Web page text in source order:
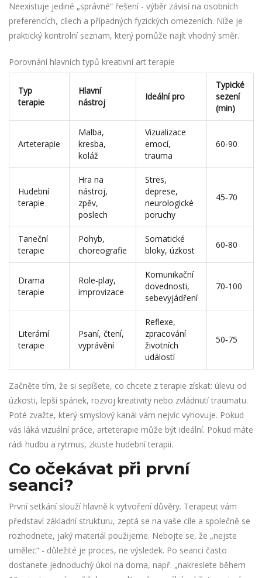
Neexistuje jediné „správné“ řešení - výběr závisí na osobních
preferencích, cílech a případných fyzických omezeních. Níže je
praktický kontrolní seznam, který pomůže najít vhodný směr.
Porovnání hlavních typů kreativní art terapie
Typ
terapie
Hlavní
nástroj
Ideální pro
Typické
sezení
(min)
Arteterapie
Malba,
kresba,
koláž
Vizualizace
emocí,
trauma
60‑90
Hudební
terapie
Hra na
nástroj,
zpěv,
poslech
Stres,
deprese,
neurologické
poruchy
45‑70
Taneční
terapie
Pohyb,
choreografie
Somatické
bloky, úzkost
60‑80
Drama
terapie
Role‑play,
improvizace
Komunikační
dovednosti,
sebevyjádření
70‑100
Literární
terapie
Psaní, čtení,
vyprávění
Reflexe,
zpracování
životních
událostí
50‑75
Začněte tím, že si sepíšete, co chcete z terapie získat: úlevu od
úzkosti, lepší spánek, rozvoj kreativity nebo zvládnutí traumatu.
Poté zvažte, který smyslový kanál vám nejvíc vyhovuje. Pokud
vás láká vizuální práce, arteterapie může být ideální. Pokud máte
rádi hudbu a rytmus, zkuste hudební terapii.
Co očekávat při první
seanci?
První setkání slouží hlavně k vytvoření důvěry. Terapeut vám
představí základní strukturu, zeptá se na vaše cíle a společně se
rozhodnete, jaký materiál použijeme. Nebojte se, že „nejste
umělec“ - důležité je proces, ne výsledek. Po seanci často
dostanete jednoduchý úkol na doma, např. „nakreslete během